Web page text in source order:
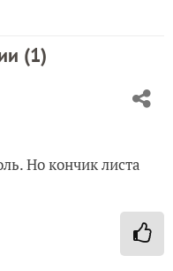
(1)
Но кончик листа